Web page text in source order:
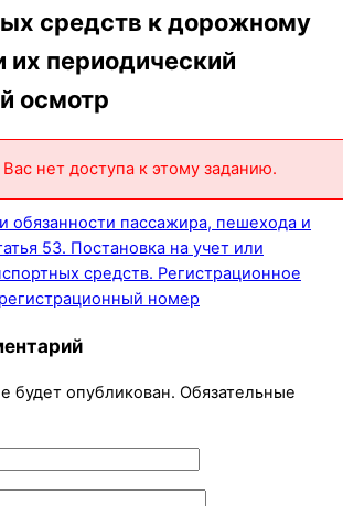
средств к дорожному
периодический
осмотр
нет доступа к этому заданию.
обязанности пассажира, пешехода и
53. Постановка на учет или
средств. Регистрационное
номер
будет опубликован. Обязательные